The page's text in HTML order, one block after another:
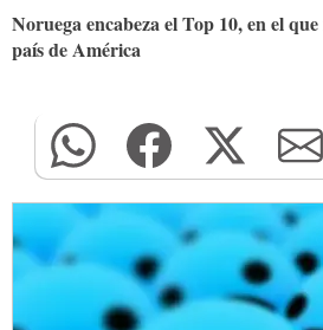
Noruega encabeza el Top 10, en el
país de América